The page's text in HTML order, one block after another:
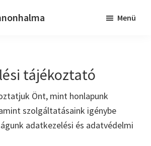
Menü
tájékoztató
Önt, mint honlapunk
szolgáltatásaink igénybe
adatkezelési és adatvédelmi